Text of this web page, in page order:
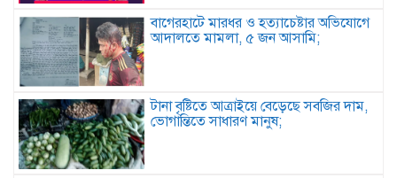
বাগেরহাটে মারধর ও হত্যাচেষ্টার অভিযোগে
আদালতে মামলা, ৫ জন আসামি;
টানা বৃষ্টিতে আত্রাইয়ে বেড়েছে সবজির দাম,
ভোগান্তিতে সাধারণ মানুষ;